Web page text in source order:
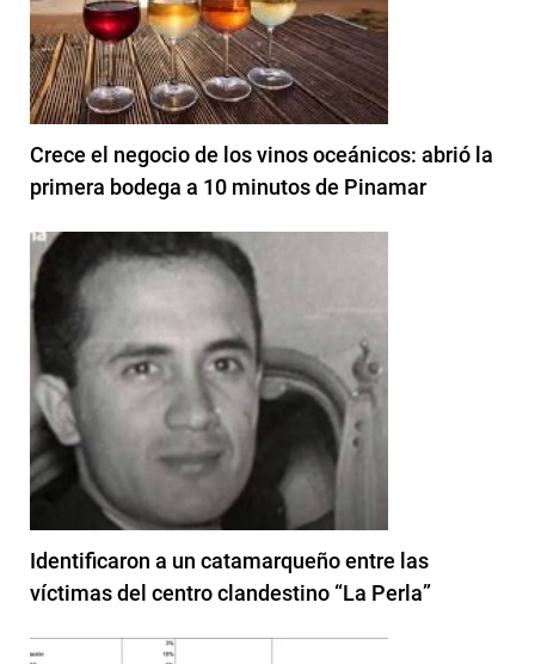
Crece el negocio de los vinos oceánicos: abrió la
primera bodega a 10 minutos de Pinamar
Identificaron a un catamarqueño entre las
víctimas del centro clandestino “La Perla”